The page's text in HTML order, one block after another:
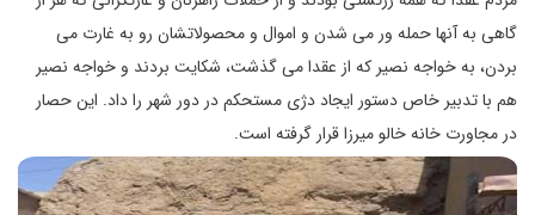
گاهی به آنها حمله ور می شدن و اموال و محصولاتشان رو به غارت می
بردن، به خواجه نصیر که از عقدا می گذشت، شکایت بردند و خواجه نصیر
هم با تدبیر خاص دستور ایجاد دژی مستحکم در دور شهر را داد. این حصار
در مجاورت خانه خالو میرزا قرار گرفته است.